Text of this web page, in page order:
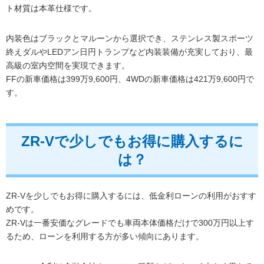
ト材質は本革仕様です。
内装色はブラックとマルーンから選択でき、ステンレス製スポーツ
終えダルやLEDアン日円トランプなど内装装備が充実しており、最
高級の室内空間を実現できます。
FFの新車価格は399万9,600円、4WDの新車価格は421万9,600円で
す。
ZR-Vで少しでもお得に購入するに
は？
ZR-Vを少しでもお得に購入するには、低金利ローンの利用がおすす
めです。
ZR-Vは一番安価なグレードでも車両本体価格だけで300万円以上す
るため、ローンを利用する方が多い傾向にあります。